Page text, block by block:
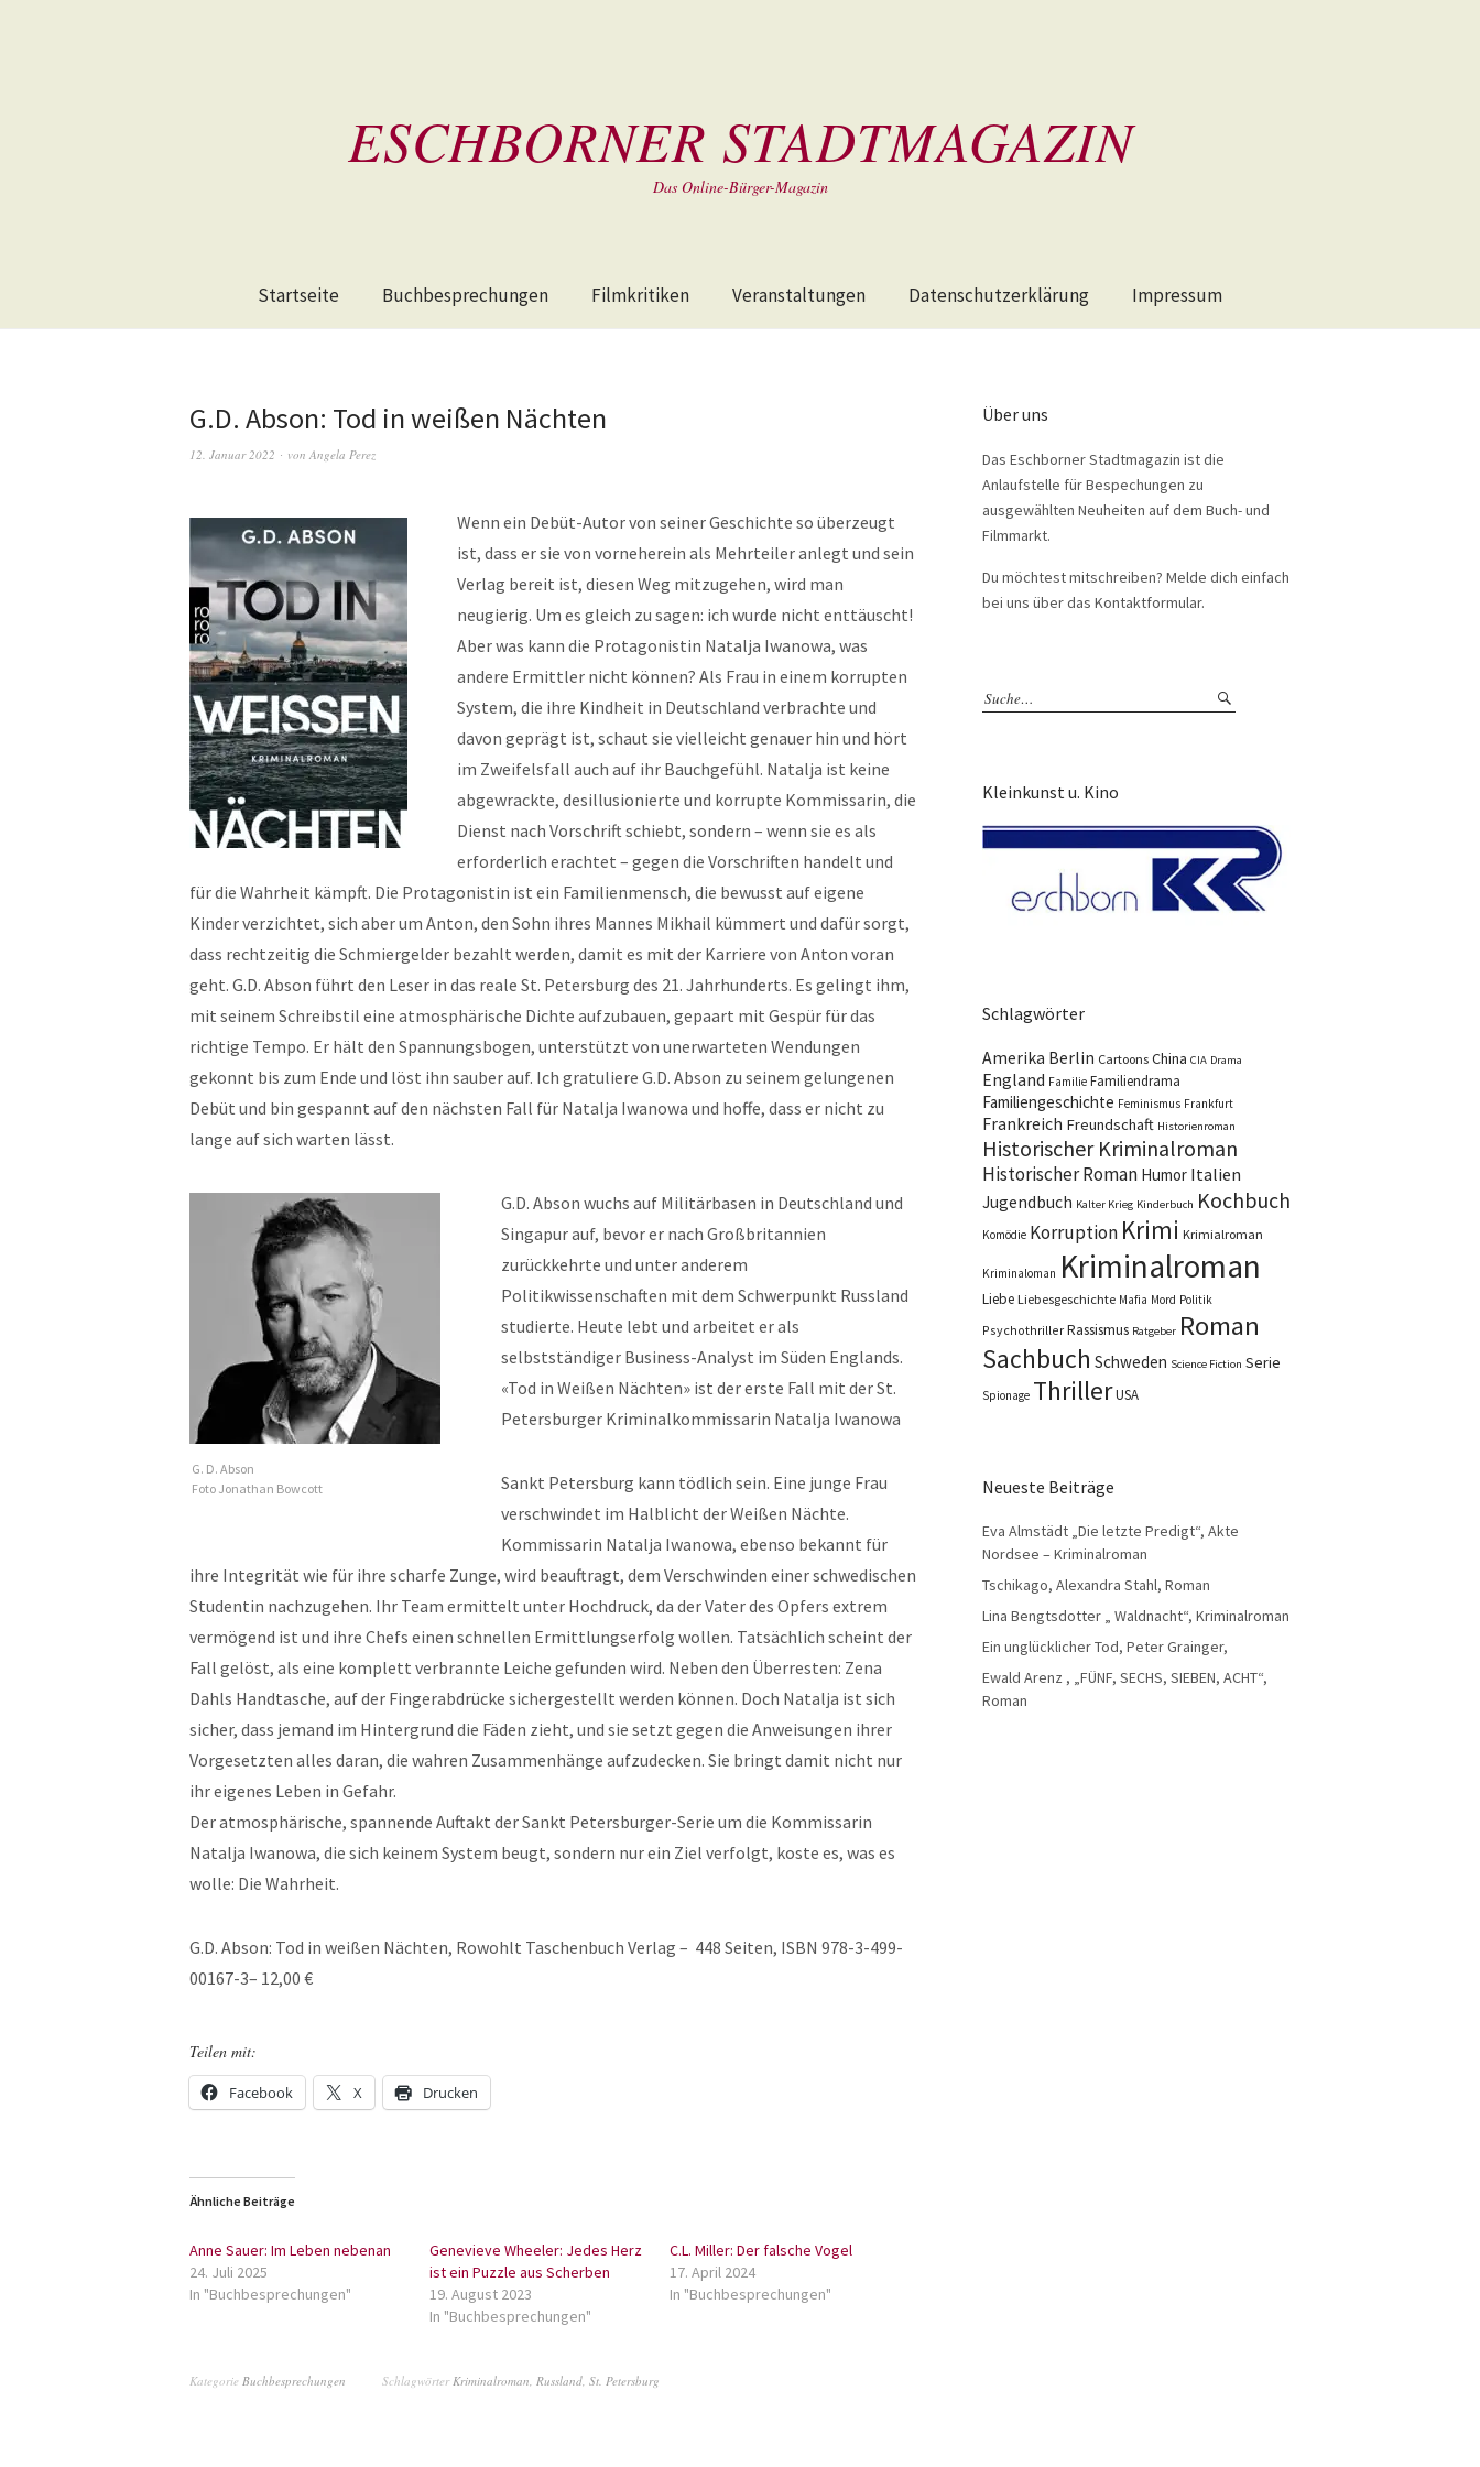
ESCHBORNER STADTMAGAZIN
Das Online-Bürger-Magazin
Startseite Buchbesprechungen Filmkritiken Veranstaltungen Datenschutzerklärung Impressum
G.D. Abson: Tod in weißen Nächten
12. Januar 2022 von Angela Perez
Wenn ein Debüt-Autor von seiner Geschichte so überzeugt
ist, dass er sie von vorneherein als Mehrteiler anlegt und sein
Verlag bereit ist, diesen Weg mitzugehen, wird man
neugierig. Um es gleich zu sagen: ich wurde nicht enttäuscht!
Aber was kann die Protagonistin Natalja Iwanowa, was
andere Ermittler nicht können? Als Frau in einem korrupten
System, die ihre Kindheit in Deutschland verbrachte und
davon geprägt ist, schaut sie vielleicht genauer hin und hört
im Zweifelsfall auch auf ihr Bauchgefühl. Natalja ist keine
abgewrackte, desillusionierte und korrupte Kommissarin, die
Dienst nach Vorschrift schiebt, sondern – wenn sie es als
erforderlich erachtet – gegen die Vorschriften handelt und
für die Wahrheit kämpft. Die Protagonistin ist ein Familienmensch, die bewusst auf eigene
Kinder verzichtet, sich aber um Anton, den Sohn ihres Mannes Mikhail kümmert und dafür sorgt,
dass rechtzeitig die Schmiergelder bezahlt werden, damit es mit der Karriere von Anton voran
geht. G.D. Abson führt den Leser in das reale St. Petersburg des 21. Jahrhunderts. Es gelingt ihm,
mit seinem Schreibstil eine atmosphärische Dichte aufzubauen, gepaart mit Gespür für das
richtige Tempo. Er hält den Spannungsbogen, unterstützt von unerwarteten Wendungen
gekonnt bis zum Ende und löst ihn sauber auf. Ich gratuliere G.D. Abson zu seinem gelungenen
Debüt und bin gespannt auf den nächsten Fall für Natalja Iwanowa und hoffe, dass er nicht zu
lange auf sich warten lässt.
G. D. Abson
Foto Jonathan Bowcott
G.D. Abson wuchs auf Militärbasen in Deutschland und
Singapur auf, bevor er nach Großbritannien
zurückkehrte und unter anderem
Politikwissenschaften mit dem Schwerpunkt Russland
studierte. Heute lebt und arbeitet er als
selbstständiger Business-Analyst im Süden Englands.
«Tod in Weißen Nächten» ist der erste Fall mit der St.
Petersburger Kriminalkommissarin Natalja Iwanowa
Sankt Petersburg kann tödlich sein. Eine junge Frau
verschwindet im Halblicht der Weißen Nächte.
Kommissarin Natalja Iwanowa, ebenso bekannt für
ihre Integrität wie für ihre scharfe Zunge, wird beauftragt, dem Verschwinden einer schwedischen
Studentin nachzugehen. Ihr Team ermittelt unter Hochdruck, da der Vater des Opfers extrem
vermögend ist und ihre Chefs einen schnellen Ermittlungserfolg wollen. Tatsächlich scheint der
Fall gelöst, als eine komplett verbrannte Leiche gefunden wird. Neben den Überresten: Zena
Dahls Handtasche, auf der Fingerabdrücke sichergestellt werden können. Doch Natalja ist sich
sicher, dass jemand im Hintergrund die Fäden zieht, und sie setzt gegen die Anweisungen ihrer
Vorgesetzten alles daran, die wahren Zusammenhänge aufzudecken. Sie bringt damit nicht nur
ihr eigenes Leben in Gefahr.
Der atmosphärische, spannende Auftakt der Sankt Petersburger-Serie um die Kommissarin
Natalja Iwanowa, die sich keinem System beugt, sondern nur ein Ziel verfolgt, koste es, was es
wolle: Die Wahrheit.
G.D. Abson: Tod in weißen Nächten, Rowohlt Taschenbuch Verlag – 448 Seiten, ISBN 978-3-499-
00167-3– 12,00 €
Teilen mit:
Facebook X Drucken
Ähnliche Beiträge
Anne Sauer: Im Leben nebenan
24. Juli 2025
In "Buchbesprechungen"
Genevieve Wheeler: Jedes Herz
ist ein Puzzle aus Scherben
19. August 2023
In "Buchbesprechungen"
C.L. Miller: Der falsche Vogel
17. April 2024
In "Buchbesprechungen"
Kategorie Buchbesprechungen SchlagwörterKriminalroman, Russland, St. Petersburg
Über uns
Das Eschborner Stadtmagazin ist die
Anlaufstelle für Bespechungen zu
ausgewählten Neuheiten auf dem Buch- und
Filmmarkt.
Du möchtest mitschreiben? Melde dich einfach
bei uns über das Kontaktformular.
Kleinkunst u. Kino
Schlagwörter
Amerika Berlin Cartoons China CIA Drama
England Familie Familiendrama
Familiengeschichte Feminismus Frankfurt
Frankreich Freundschaft Historienroman
Historischer Kriminalroman
Historischer Roman Humor Italien
Jugendbuch Kalter Krieg Kinderbuch Kochbuch
Komödie Korruption Krimi Krimialroman
Kriminaloman Kriminalroman
Liebe Liebesgeschichte Mafia Mord Politik
Psychothriller Rassismus Ratgeber Roman
Sachbuch Schweden Science Fiction Serie
Spionage ThrillerUSA
Neueste Beiträge
Eva Almstädt „Die letzte Predigt“, Akte
Nordsee – Kriminalroman
Tschikago, Alexandra Stahl, Roman
Lina Bengtsdotter „ Waldnacht“, Kriminalroman
Ein unglücklicher Tod, Peter Grainger,
Ewald Arenz , „FÜNF, SECHS, SIEBEN, ACHT“,
Roman